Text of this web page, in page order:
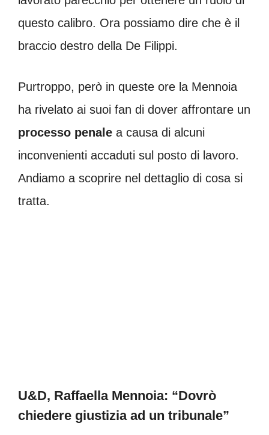
questo calibro. Ora possiamo dire che è il
braccio destro della De Filippi.
Purtroppo, però in queste ore la Mennoia
ha rivelato ai suoi fan di dover affrontare un
processo penale a causa di alcuni
inconvenienti accaduti sul posto di lavoro.
Andiamo a scoprire nel dettaglio di cosa si
tratta.
U&D, Raffaella Mennoia: “Dovrò
chiedere giustizia ad un tribunale”